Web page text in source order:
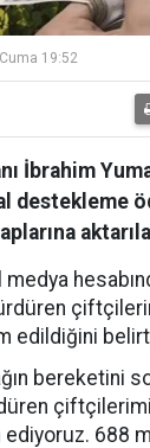
19:52
İbrahim
destekleme
edildiğini
bereketini
688